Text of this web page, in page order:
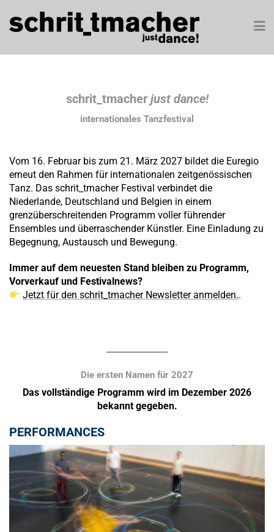
schrit_tmacher just dance!
internationales Tanzfestival
Vom 16. Februar bis zum 21. März 2027 bildet die Euregio
erneut den Rahmen für internationalen zeitgenössischen
Tanz. Das schrit_tmacher Festival verbindet die
Niederlande, Deutschland und Belgien in einem
grenzüberschreitenden Programm voller führender
Ensembles und überraschender Künstler. Eine Einladung zu
Begegnung, Austausch und Bewegung.
Immer auf dem neuesten Stand bleiben zu Programm,
Vorverkauf und Festivalnews?
Jetzt für den schrit_tmacher Newsletter anmelden..
Die ersten Namen für 2027
Das vollständige Programm wird im Dezember 2026
bekannt gegeben.
PERFORMANCES